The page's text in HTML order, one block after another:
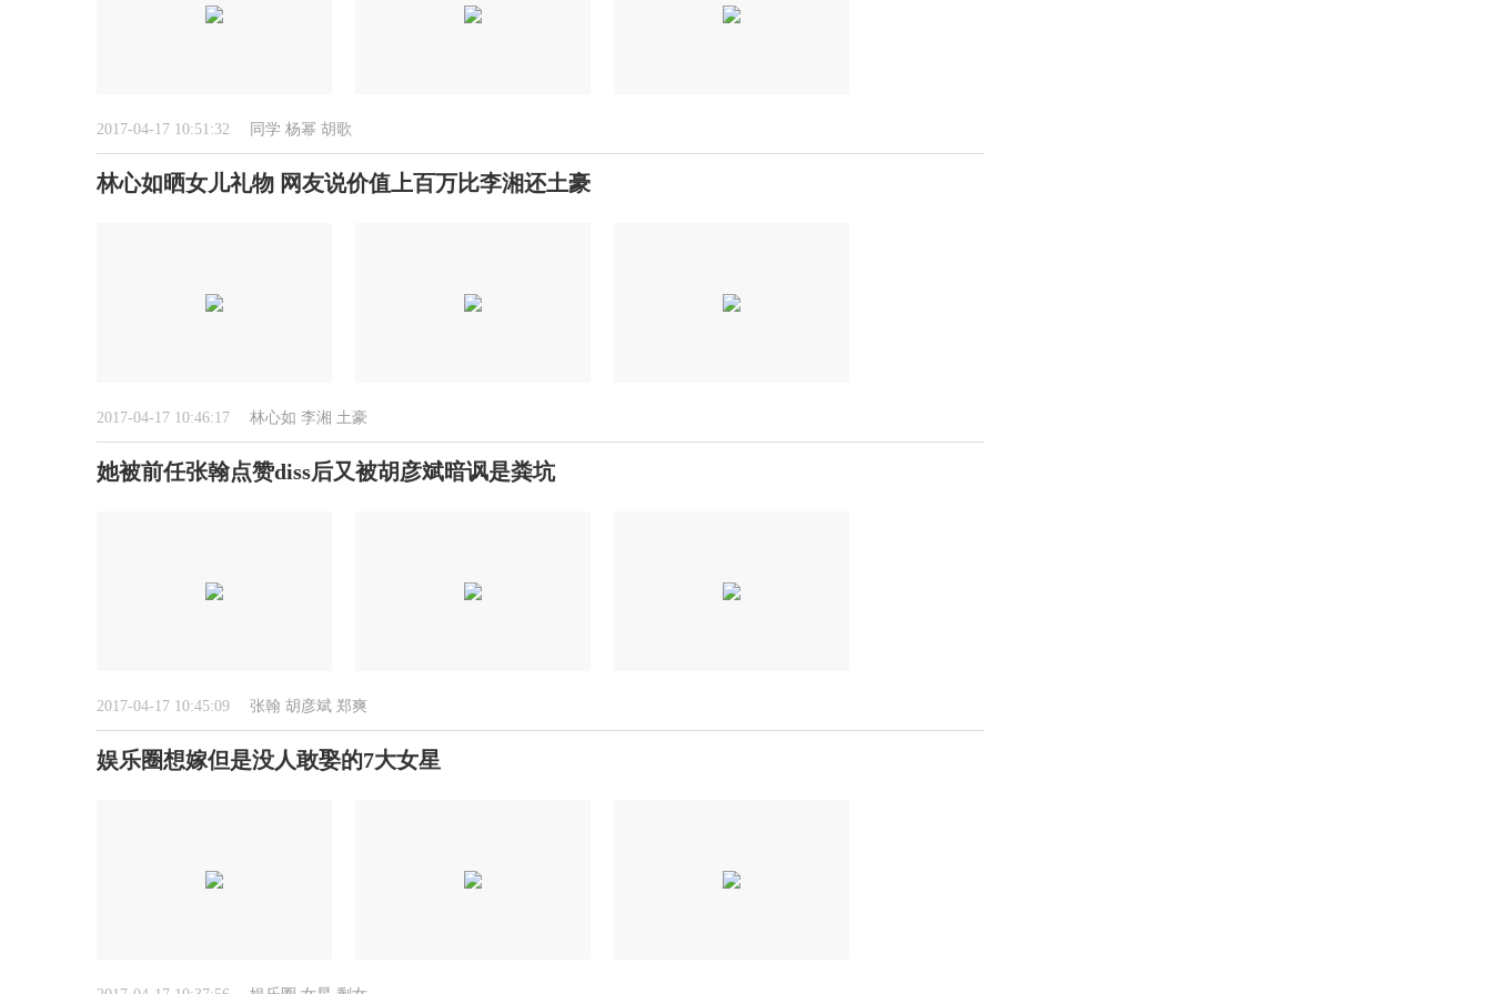
2017-04-17 10:51:32 同学 杨幂 胡歌
林心如晒女儿礼物 网友说价值上百万比李湘还土豪
2017-04-17 10:46:17 林心如 李湘 土豪
她被前任张翰点赞diss后又被胡彦斌暗讽是粪坑
2017-04-17 10:45:09 张翰 胡彦斌 郑爽
娱乐圈想嫁但是没人敢娶的7大女星